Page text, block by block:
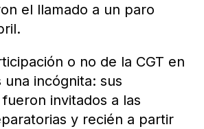
el llamado a un paro
o no de la CGT en
una incógnita: sus
invitados a las
y recién a partir